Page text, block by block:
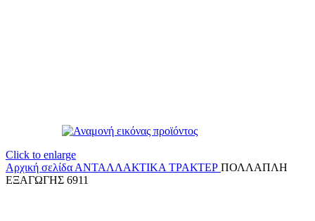
Click to enlarge
Αρχική σελίδα ΑΝΤΑΛΛΑΚΤΙΚΑ ΤΡΑΚΤΕΡ ΠΟΛΛΑΠΛΗ
ΕΞΑΓΩΓΗΣ 6911